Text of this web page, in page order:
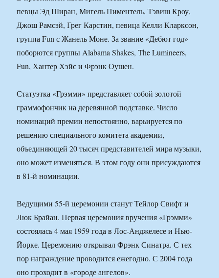
певцы Эд Ширан, Мигель Пиментель, Тэвиш Кроу,
Джош Рамсэй, Грег Карстин, певица Келли Кларксон,
группа Fun с Жанель Моне. За звание «Дебют год»
поборются группы Alabama Shakes, The Lumineers,
Fun, Хантер Хэйс и Фрэнк Оушен.
Статуэтка «Грэмми» представляет собой золотой
граммофончик на деревянной подставке. Число
номинаций премии непостоянно, варьируется по
решению специального комитета академии,
объединяющей 20 тысяч представителей мира музыки,
оно может изменяться. В этом году они присуждаются
в 81-й номинации.
Ведущими 55-й церемонии станут Тейлор Свифт и
Люк Брайан. Первая церемония вручения «Грэмми»
состоялась 4 мая 1959 года в Лос-Анджелесе и Нью-
Йорке. Церемонию открывал Фрэнк Синатра. С тех
пор награждение проводится ежегодно. С 2004 года
оно проходит в «городе ангелов».